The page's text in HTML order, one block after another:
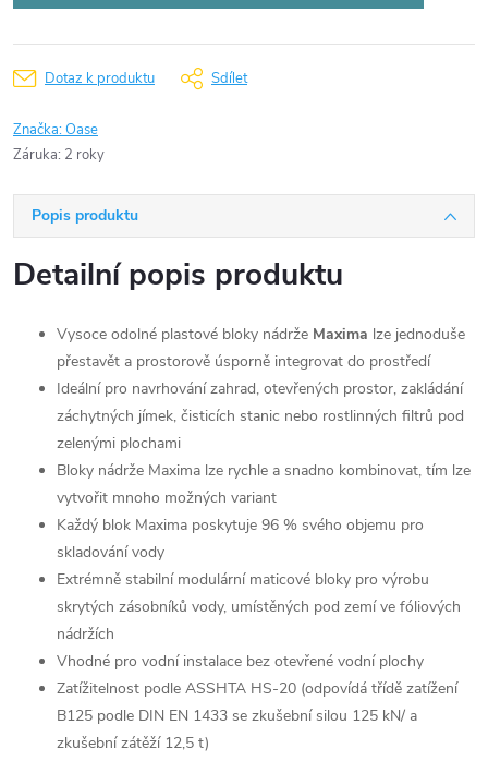
Dotaz k produktu Sdílet
Značka:Oase
Záruka: 2 roky
Popis produktu
Detailní popis produktu
Vysoce odolné plastové bloky nádrže Maxima lze jednoduše
přestavět a prostorově úsporně integrovat do prostředí
Ideální pro navrhování zahrad, otevřených prostor, zakládání
záchytných jímek, čisticích stanic nebo rostlinných filtrů pod
zelenými plochami
Bloky nádrže Maxima lze rychle a snadno kombinovat, tím lze
vytvořit mnoho možných variant
Každý blok Maxima poskytuje 96 % svého objemu pro
skladování vody
Extrémně stabilní modulární maticové bloky pro výrobu
skrytých zásobníků vody, umístěných pod zemí ve fóliových
nádržích
Vhodné pro vodní instalace bez otevřené vodní plochy
Zatížitelnost podle ASSHTA HS-20 (odpovídá třídě zatížení
B125 podle DIN EN 1433 se zkušební silou 125 kN/ a
zkušební zátěží 12,5 t)